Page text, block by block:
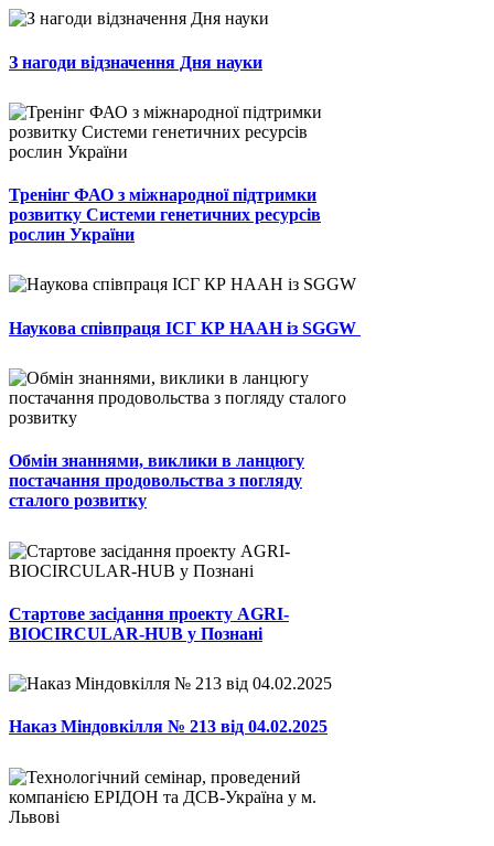
З нагоди відзначення Дня науки
Тренінг ФАО з міжнародної підтримки
розвитку Системи генетичних ресурсів
рослин України
Наукова співпраця ІСГ КР НААН із SGGW
Обмін знаннями, виклики в ланцюгу
постачання продовольства з погляду
сталого розвитку
Стартове засідання проекту AGRI-
BIOCIRCULAR-HUB у Познані
Наказ Міндовкілля № 213 від 04.02.2025